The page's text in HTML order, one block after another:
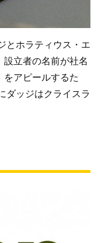
とホラティウス・エ
設立者の名前が社名
をアピールするた
ダッジはクライスラ